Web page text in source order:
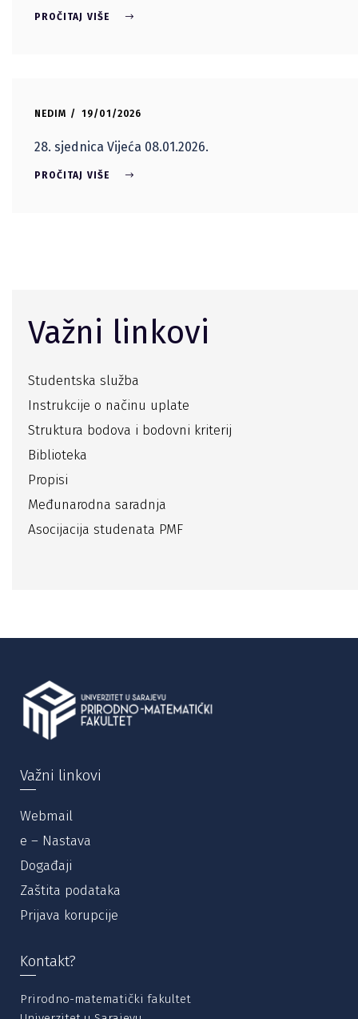
PROČITAJ VIŠE
NEDIM 19/01/2026
28. sjednica Vijeća 08.01.2026.
PROČITAJ VIŠE
Važni linkovi
Studentska služba
Instrukcije o načinu uplate
Struktura bodova i bodovni kriterij
Biblioteka
Propisi
Međunarodna saradnja
Asocijacija studenata PMF
Važni linkovi
Webmail
e – Nastava
Događaji
Zaštita podataka
Prijava korupcije
Kontakt?
Prirodno-matematički fakultet